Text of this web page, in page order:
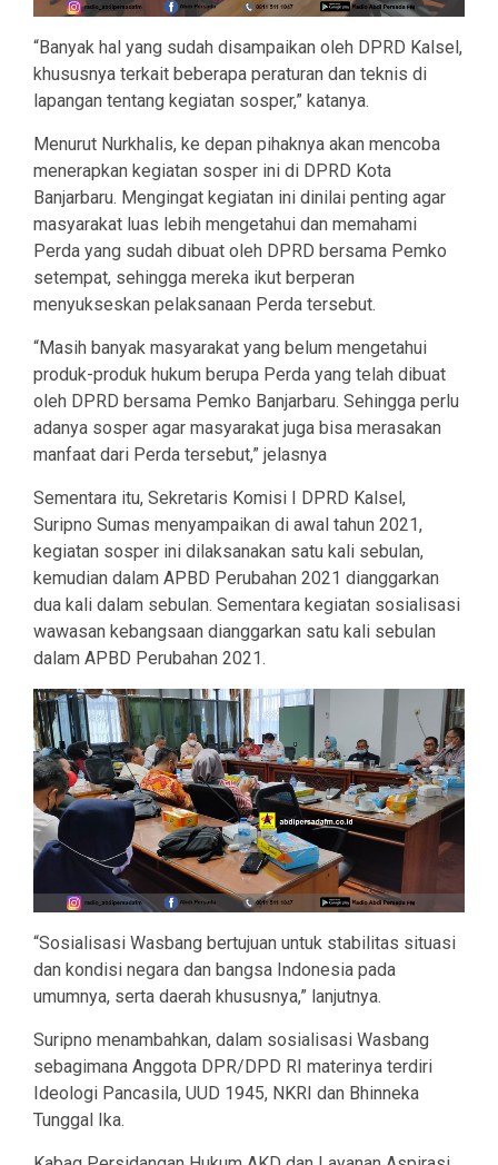
“Banyak hal yang sudah disampaikan oleh DPRD Kalsel,
khususnya terkait beberapa peraturan dan teknis di
lapangan tentang kegiatan sosper,” katanya.
Menurut Nurkhalis, ke depan pihaknya akan mencoba
menerapkan kegiatan sosper ini di DPRD Kota
Banjarbaru. Mengingat kegiatan ini dinilai penting agar
masyarakat luas lebih mengetahui dan memahami
Perda yang sudah dibuat oleh DPRD bersama Pemko
setempat, sehingga mereka ikut berperan
menyukseskan pelaksanaan Perda tersebut.
“Masih banyak masyarakat yang belum mengetahui
produk-produk hukum berupa Perda yang telah dibuat
oleh DPRD bersama Pemko Banjarbaru. Sehingga perlu
adanya sosper agar masyarakat juga bisa merasakan
manfaat dari Perda tersebut,” jelasnya
Sementara itu, Sekretaris Komisi I DPRD Kalsel,
Suripno Sumas menyampaikan di awal tahun 2021,
kegiatan sosper ini dilaksanakan satu kali sebulan,
kemudian dalam APBD Perubahan 2021 dianggarkan
dua kali dalam sebulan. Sementara kegiatan sosialisasi
wawasan kebangsaan dianggarkan satu kali sebulan
dalam APBD Perubahan 2021.
“Sosialisasi Wasbang bertujuan untuk stabilitas situasi
dan kondisi negara dan bangsa Indonesia pada
umumnya, serta daerah khususnya,” lanjutnya.
Suripno menambahkan, dalam sosialisasi Wasbang
sebagimana Anggota DPR/DPD RI materinya terdiri
Ideologi Pancasila, UUD 1945, NKRI dan Bhinneka
Tunggal Ika.